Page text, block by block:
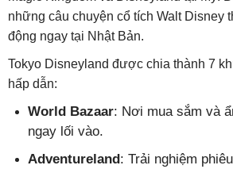
những câu chuyện cổ tích Walt Disney
động ngay tại Nhật Bản.
Tokyo Disneyland được chia thành 7
hấp dẫn:
World Bazaar: Nơi mua sắm và
ngay lối vào.
Adventureland: Trải nghiệm